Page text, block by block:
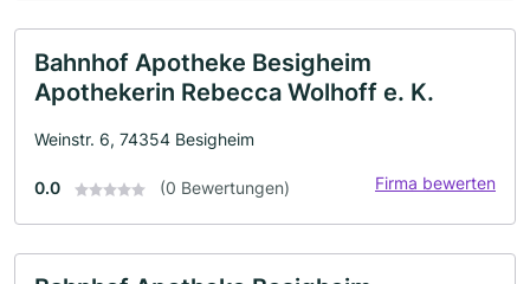
Bahnhof Apotheke Besigheim
Apothekerin Rebecca Wolhoff e. K.
Weinstr. 6, 74354 Besigheim
0.0 (0 Bewertungen) Firma bewerten